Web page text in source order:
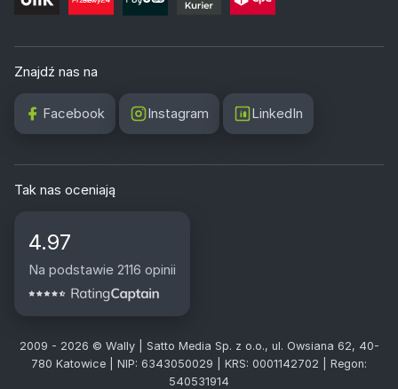
Znajdź nas na
Facebook Instagram LinkedIn
Tak nas oceniają
4.97
Na podstawie 2116 opinii
2009 - 2026 © Wally | Satto Media Sp. z o.o., ul. Owsiana 62, 40-
780 Katowice | NIP: 6343050029 | KRS: 0001142702 | Regon:
540531914